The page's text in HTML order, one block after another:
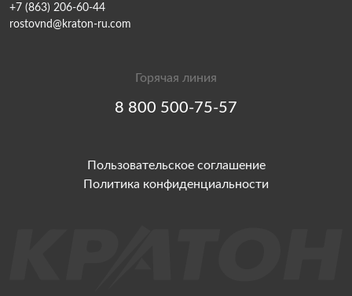
+7 (863) 206-60-44
rostovnd@kraton-ru.com
Горячая линия
8 800 500-75-57
Пользовательское соглашение
Политика конфиденциальности